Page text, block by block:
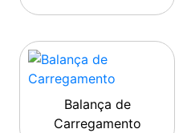
Balança de
Carregamento